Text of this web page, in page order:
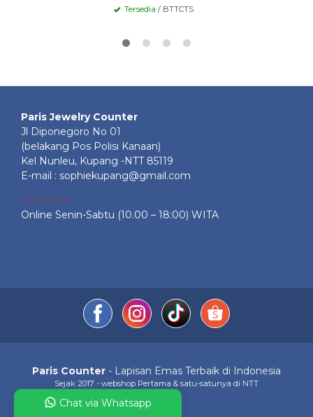
Tersedia / BTTCTS
Paris Jewelry Counter
Jl Diponegoro No 01
(belakang Pos Polisi Kanaan)
Kel Nunleu, Kupang -NTT 85119
E-mail : sophiekupang@gmail.com
Live Chat
Online Senin-Sabtu (10.00 – 18:00) WITA
Paris Counter - Lapisan Emas Terbaik di Indonesia
Sejak 2017 - webshop Pertama & satu-satunya di NTT
Chat via Whatsapp